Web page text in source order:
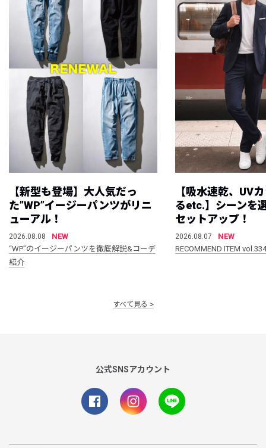
【新型も登場】大人気だっ
た”WP”イージーパンツがリニ
ューアル！
2026.08.08
NEW
“WP”のイージーパンツを徹底解説&コーデ
紹介
【吸水速乾、UV
るetc.】シーンを
セットアップ！
2026.08.07
NEW
RECOMMEND ITEM vol.334
すべて見る
公式SNSアカウント